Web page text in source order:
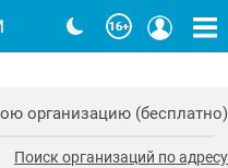
организацию (бесплатно)
Поиск организаций по адресу